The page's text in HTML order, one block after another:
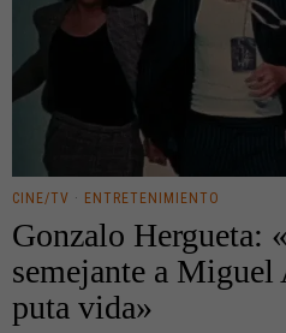
CINE/TV · ENTRETENIMIENTO
Gonzalo Hergueta:
semejante a
puta vida»